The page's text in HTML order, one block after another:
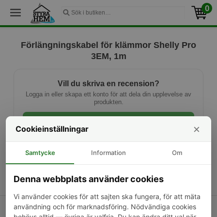
0
Förlängningskabel för klämmor Shelly Pro
3EM, 1m
Vill du skriva en recension?
Logga in eller skapa ett konto för att dela din upplevelse av
produkten.
Ny kund? Skapa konto
Kontakta oss Om oss
Frakt & returer
Cookieinställningar ×
Samtycke Information Om
Denna webbplats använder cookies
Vi använder cookies för att sajten ska fungera, för att mäta
användning och för marknadsföring. Nödvändiga cookies